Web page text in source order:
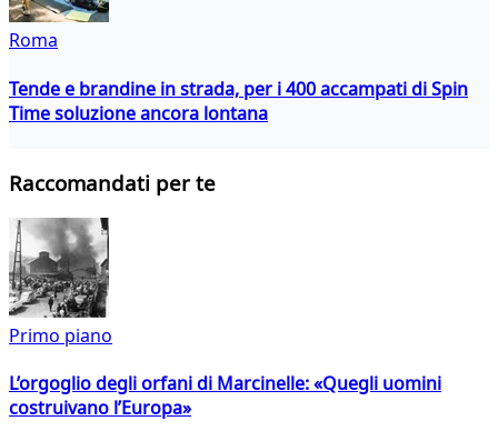
Roma
Tende e brandine in strada, per i 400 accampati di Spin
Time soluzione ancora lontana
Raccomandati per te
Primo piano
L’orgoglio degli orfani di Marcinelle: «Quegli uomini
costruivano l’Europa»